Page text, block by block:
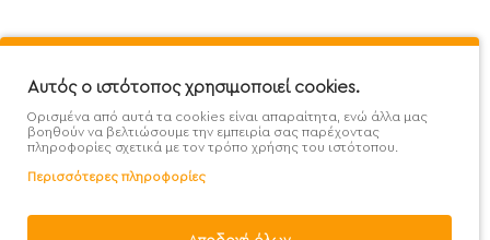
Προσφορές - Clearence GDPR
Χονδρική
Αυτός ο ιστότοπος χρησιμοποιεί cookies.
Ορισμένα από αυτά τα cookies είναι απαραίτητα, ενώ άλλα μας
βοηθούν να βελτιώσουμε την εμπειρία σας παρέχοντας
πληροφορίες σχετικά με τον τρόπο χρήσης του ιστότοπου.
Περισσότερες πληροφορίες